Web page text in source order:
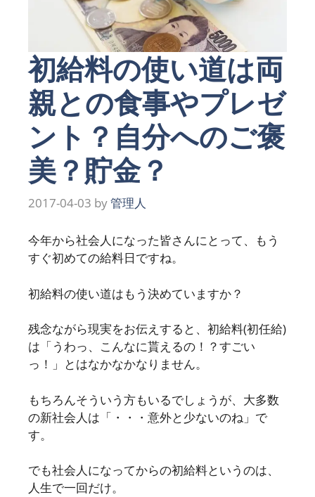
初給料の使い道は両
親との食事やプレゼ
ント？自分へのご褒
美？貯金？
2017-04-03 by管理人
今年から社会人になった皆さんにとって、もう
すぐ初めての給料日ですね。
初給料の使い道はもう決めていますか？
残念ながら現実をお伝えすると、初給料(初任給)
は「うわっ、こんなに貰えるの！？すごい
っ！」とはなかなかなりません。
もちろんそういう方もいるでしょうが、大多数
の新社会人は「・・・意外と少ないのね」で
す。
でも社会人になってからの初給料というのは、
人生で一回だけ。